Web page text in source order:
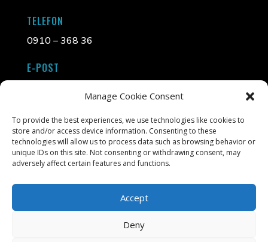
Manage Cookie Consent
To provide the best experiences, we use technologies like cookies to
store and/or access device information. Consenting to these
technologies will allow us to process data such as browsing behavior or
unique IDs on this site. Not consenting or withdrawing consent, may
adversely affect certain features and functions.
Accept
Deny
TELEFON
0910 – 368 36
E-POST
ADDRESS
Tjärhovsgatan 5, 931 32 Skellefteå